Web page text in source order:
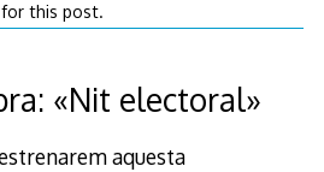
this post.
«Nit electoral»
aquesta